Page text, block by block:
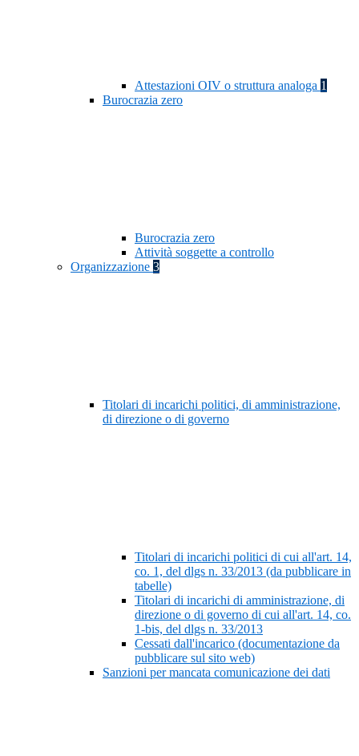
Attestazioni OIV o struttura analoga 1
Burocrazia zero
Burocrazia zero
Attività soggette a controllo
Organizzazione 3
Titolari di incarichi politici, di amministrazione,
di direzione o di governo
Titolari di incarichi politici di cui all'art. 14,
co. 1, del dlgs n. 33/2013 (da pubblicare in
tabelle)
Titolari di incarichi di amministrazione, di
direzione o di governo di cui all'art. 14, co.
1-bis, del dlgs n. 33/2013
Cessati dall'incarico (documentazione da
pubblicare sul sito web)
Sanzioni per mancata comunicazione dei dati